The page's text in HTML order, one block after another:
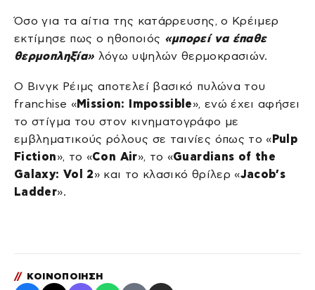
Όσο για τα αίτια της κατάρρευσης, ο Κρέιμερ
εκτίμησε πως ο ηθοποιός «μπορεί να έπαθε
θερμοπληξία» λόγω υψηλών θερμοκρασιών.
Ο Βινγκ Ρέιμς αποτελεί βασικό πυλώνα του
franchise «Mission: Impossible», ενώ έχει αφήσει
το στίγμα του στον κινηματογράφο με
εμβληματικούς ρόλους σε ταινίες όπως το « Pulp
Fiction», το «Con Air», το «Guardians of the
Galaxy: Vol 2» και το κλασικό θρίλερ «Jacob’s
Ladder».
// ΚΟΙΝΟΠΟΙΗΣΗ